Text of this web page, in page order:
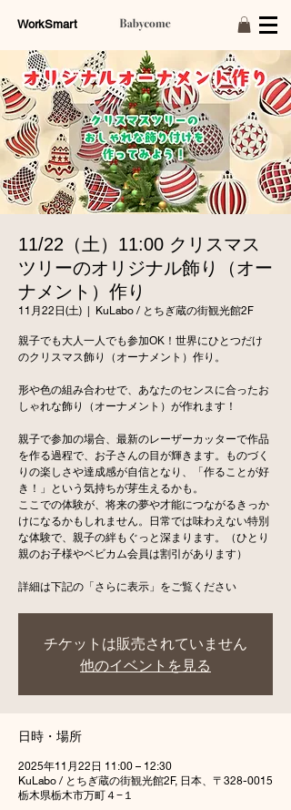
WorkSmart
11/22（土）11:00 クリスマス
ツリーのオリジナル飾り（オー
ナメント）作り
11月22日(土)
  |
KuLabo / とちぎ蔵の街観光館2F
親子でも大人一人でも参加OK！世界にひとつだけ
のクリスマス飾り（オーナメント）作り。
形や色の組み合わせで、あなたのセンスに合ったお
しゃれな飾り（オーナメント）が作れます！
親子で参加の場合、最新のレーザーカッターで作品
を作る過程で、お子さんの目が輝きます。ものづく
りの楽しさや達成感が自信となり、「作ることが好
き！」という気持ちが芽生えるかも。
ここでの体験が、将来の夢や才能につながるきっか
けになるかもしれません。日常では味わえない特別
な体験で、親子の絆もぐっと深まります。（ひとり
親のお子様やベビカム会員は割引があります）
詳細は下記の「さらに表示」をご覧ください
チケットは販売されていません
他のイベントを見る
日時・場所
2025年11月22日 11:00 – 12:30
KuLabo / とちぎ蔵の街観光館2F, 日本、〒328-0015
栃木県栃木市万町４−１